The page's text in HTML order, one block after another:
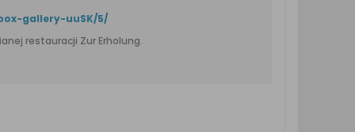
gallery-uuSK/5/
restauracji Zur Erholung.